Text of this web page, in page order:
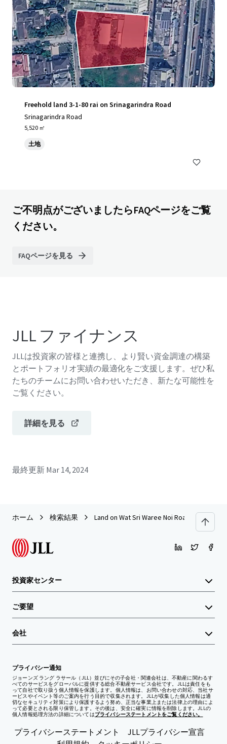
Freehold land 3-1-80 rai on Srinagarindra Road
Srinagarindra Road
5,520 ㎡
土地
ご不明点がございましたらFAQページをご覧
ください。
FAQページを見る
JLL ファイナンス
JLLは投資家の皆様と連携し、より賢い資金調達の構築
とポートフォリオ実績の最適化をご支援します。ぜひ私
たちのチームにお問い合わせいただき、新たな可能性を
ご覧ください。
詳細を見る
最終更新 Mar 14, 2024
ホーム 検索結果 Land on Wat Sri Waree Noi Road
投資家センター
ご要望
会社
プライバシー通知
ジョーンズ ラング ラサール（JLL）並びにその子会社・関連会社は、不動産に関わるす
べてのサービスをグローバルに提供する総合不動産サービス会社です。JLLは責任をも
って自社で取り扱う個人情報を保護します。個人情報は、お問い合わせの対応、当社サ
ービスやイベント等のご案内を行う目的で収集されます。JLLが収集した個人情報は適
切なセキュリティ対策により保護するよう努め、正当な事業上または法律上の理由によ
って必要とされる限り保管します。その後は、安全に確実に情報を削除します。JLLの
個人情報処理方法の詳細についてはプライバシーステートメントをご覧ください。
プライバシーステートメント
JLLプライバシー宣言